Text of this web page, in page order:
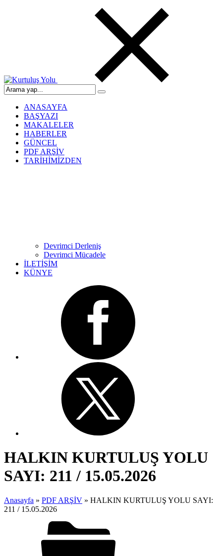
ANASAYFA
BAŞYAZI
MAKALELER
HABERLER
GÜNCEL
PDF ARŞİV
TARİHİMİZDEN
Devrimci Derleniş
Devrimci Mücadele
İLETİŞİM
KÜNYE
HALKIN KURTULUŞ YOLU
SAYI: 211 / 15.05.2026
Anasayfa » PDF ARŞİV » HALKIN KURTULUŞ YOLU SAYI:
211 / 15.05.2026